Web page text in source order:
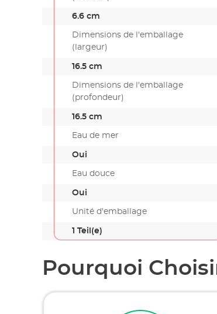
6.6 cm
Dimensions de l'emballage
(largeur)
16.5 cm
Dimensions de l'emballage
(profondeur)
16.5 cm
Eau de mer
Oui
Eau douce
Oui
Unité d'emballage
1 Teil(e)
Pourquoi